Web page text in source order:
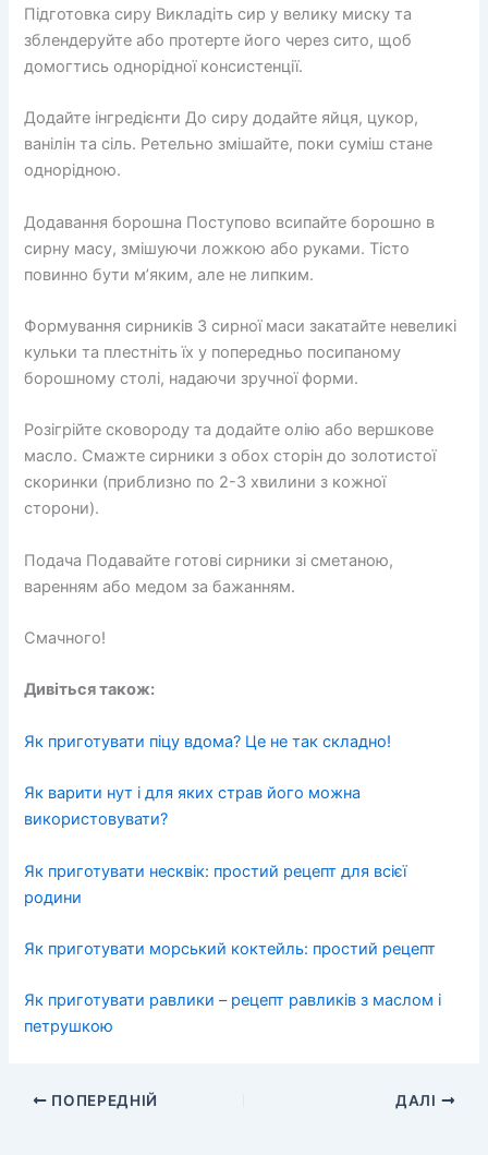
Підготовка сиру Викладіть сир у велику миску та
зблендеруйте або протерте його через сито, щоб
домогтись однорідної консистенції.
Додайте інгредієнти До сиру додайте яйця, цукор,
ванілін та сіль. Ретельно змішайте, поки суміш стане
однорідною.
Додавання борошна Поступово всипайте борошно в
сирну масу, змішуючи ложкою або руками. Тісто
повинно бути м’яким, але не липким.
Формування сирників З сирної маси закатайте невеликі
кульки та плестніть їх у попередньо посипаному
борошному столі, надаючи зручної форми.
Розігрійте сковороду та додайте олію або вершкове
масло. Смажте сирники з обох сторін до золотистої
скоринки (приблизно по 2-3 хвилини з кожної
сторони).
Подача Подавайте готові сирники зі сметаною,
варенням або медом за бажанням.
Смачного!
Дивіться також:
Як приготувати піцу вдома? Це не так складно!
Як варити нут і для яких страв його можна
використовувати?
Як приготувати несквік: простий рецепт для всієї
родини
Як приготувати морський коктейль: простий рецепт
Як приготувати равлики – рецепт равликів з маслом і
петрушкою
ПОПЕРЕДНІЙ ДАЛІ